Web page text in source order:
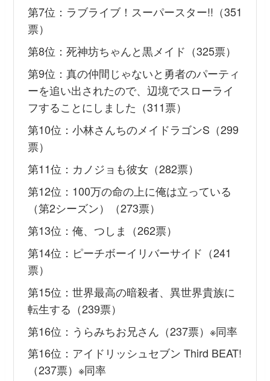
第7位：ラブライブ！スーパースター!!（351
票）
第8位：死神坊ちゃんと黒メイド（325票）
第9位：真の仲間じゃないと勇者のパーティ
ーを追い出されたので、辺境でスローライ
フすることにしました（311票）
第10位：小林さんちのメイドラゴンS（299
票）
第11位：カノジョも彼女（282票）
第12位：100万の命の上に俺は立っている
（第2シーズン）（273票）
第13位：俺、つしま（262票）
第14位：ピーチボーイリバーサイド（241
票）
第15位：世界最高の暗殺者、異世界貴族に
転生する（239票）
第16位：うらみちお兄さん（237票）※同率
第16位：アイドリッシュセブン Third BEAT!
（237票）※同率